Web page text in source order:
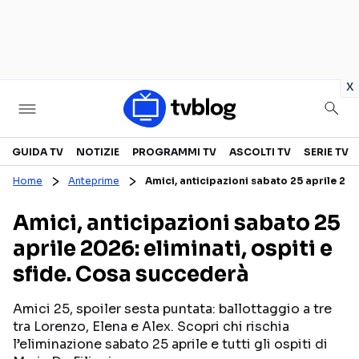
x
Televisione
CANALI TV
PROGRAMMI TV
PERSONAGGI TV
SERIE TV
REALITY SHOW
FICTION
Streaming
GUIDA TV NOTIZIE PROGRAMMI TV ASCOLTI TV SERIE TV
Home Anteprime Amici, anticipazioni sabato 25 aprile
Amici, anticipazioni sabato 25
aprile 2026: eliminati, ospiti e
sfide. Cosa succederà
Amici 25, spoiler sesta puntata: ballottaggio a tre
tra Lorenzo, Elena e Alex. Scopri chi rischia
l’eliminazione sabato 25 aprile e tutti gli ospiti di